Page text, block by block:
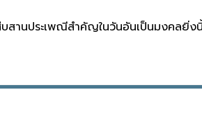
สานประเพณีสำคัญในวันอันเป็นมงคลยิ่ง